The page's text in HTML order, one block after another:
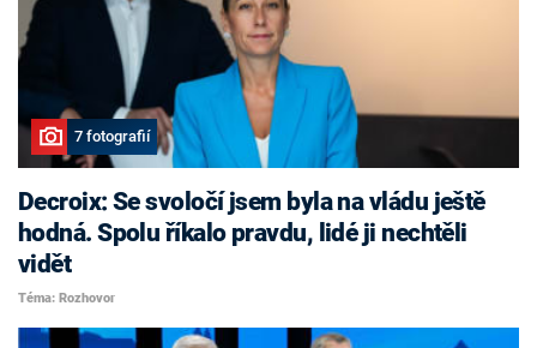
7 fotografií
Decroix: Se svoločí jsem byla na vládu ještě
hodná. Spolu říkalo pravdu, lidé ji nechtěli
vidět
Téma: Rozhovor